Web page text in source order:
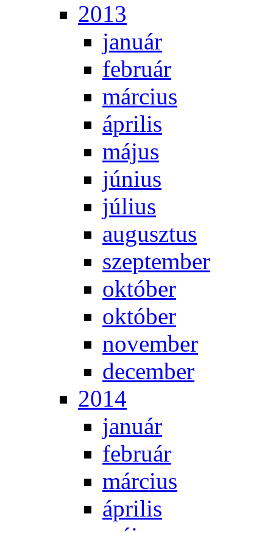
2013
ja­nu­ár
feb­ru­ár
már­ci­us
áp­ri­lis
má­jus
jú­ni­us
jú­li­us
au­gusz­tus
szep­tem­ber
ok­tó­ber
ok­tó­ber
no­vem­ber
de­cem­ber
2014
ja­nu­ár
feb­ru­ár
már­ci­us
áp­ri­lis